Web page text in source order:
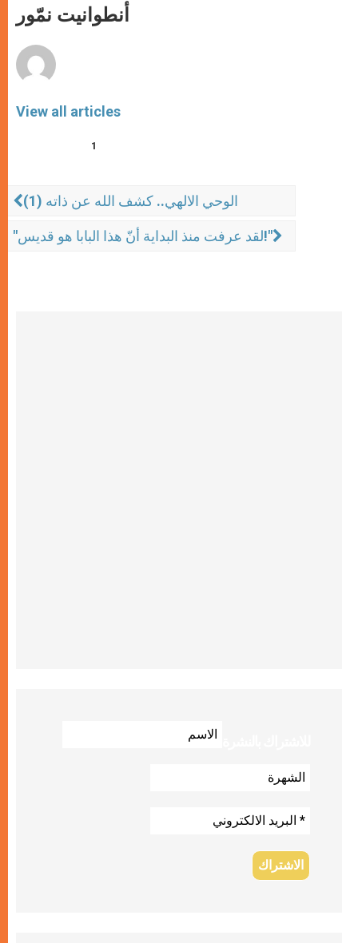
p
p e
o
k
أنطوانيت نمّور
View all articles
1
الوحي الالهي.. كشف الله عن ذاته (1)
"لقد عرفت منذ البداية أنّ هذا البابا هو قديس!"